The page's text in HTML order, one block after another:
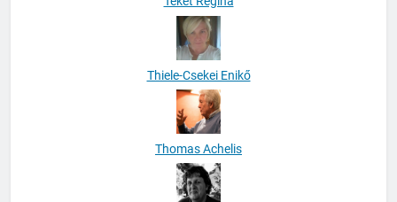
Thiele-Csekei Enikő
Thomas Achelis